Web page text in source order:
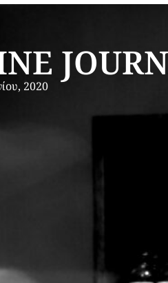
2020